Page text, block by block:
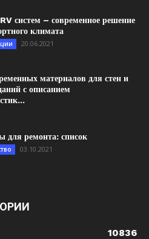
систем – современное решение
климата
20.06.2021
материалов для стен и
с описанием
для ремонта: список
03.10.2021
10836